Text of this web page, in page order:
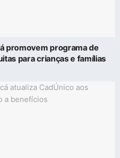
promovem programa de
para crianças e famílias